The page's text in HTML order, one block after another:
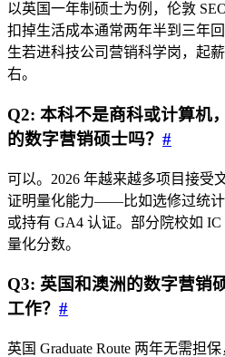
以英国一年制硕士为例，伦敦
扣掉生活成本通常两年半到三年
生若进科技公司营销科学岗，起
右。
Q2: 本科不是商科或计算机
的数字营销硕士吗？ #
可以。2026 年越来越多项目接受
证明量化能力——比如选修过统计
或持有 GA4 认证。部分院校如
量化分数。
Q3: 英国和澳洲的数字营销
工作？ #
英国 Graduate Route 两年无需担